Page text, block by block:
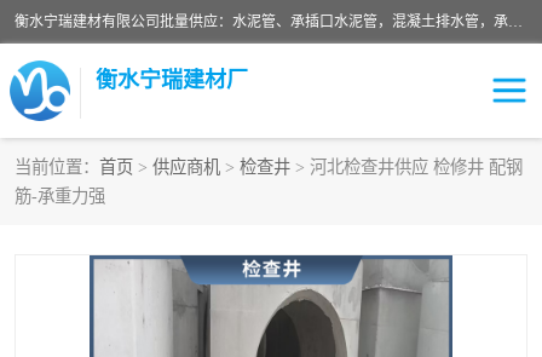
衡水宁瑞建材有限公司批量供应：水泥管、承插口水泥管，混凝土排水管，承插口水泥管，企口水泥管，钢承口水泥管，顶管，平口水泥管，水泥检查井，混凝土检查井，预制混凝土检查井，矩形检查井，圆形检查井等产品。
衡水宁瑞建材厂
当前位置： 首页 > 供应商机 > 检查井 > 河北检查井供应 检修井 配钢
筋-承重力强
检查井
水泥检查井 水泥管
矩形检查井